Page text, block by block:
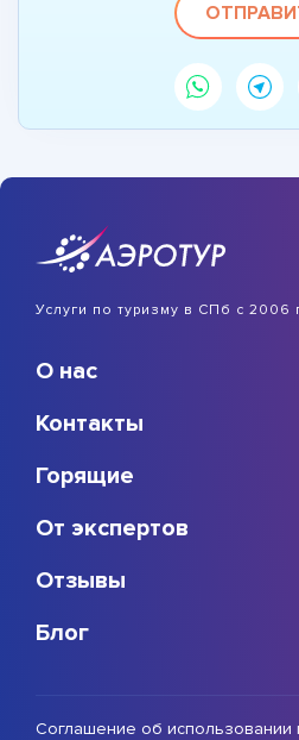
Услуги по туризму в СПб с 2006
О нас
Контакты
Горящие
От экспертов
Отзывы
Блог
Соглашение об использовании